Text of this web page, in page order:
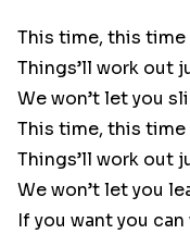
This time, this time
Things’ll work out
We won’t let you
This time, this time
Things’ll work out
We won’t let you
If you want you